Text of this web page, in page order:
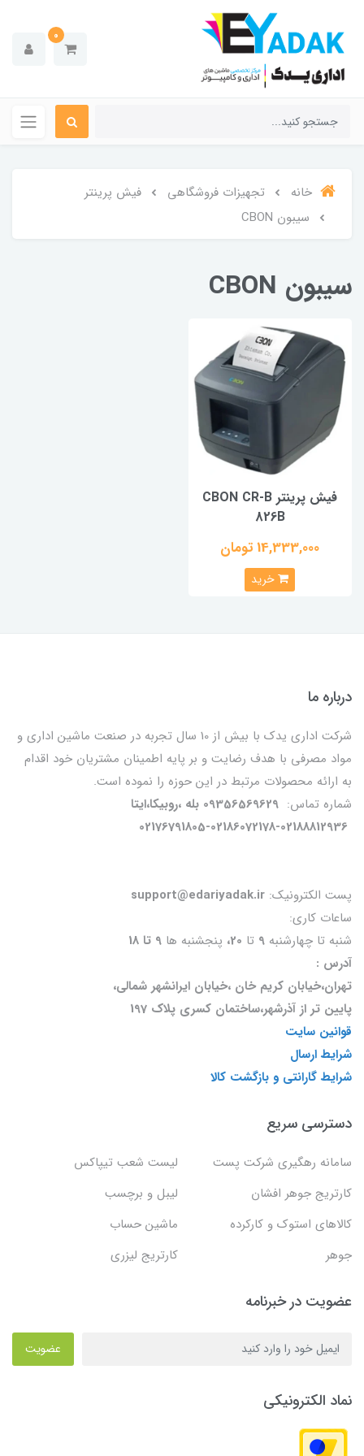
0
خانه تجهیزات فروشگاهی
فیش پرینتر
سیبون CBON
سیبون CBON
فیش پرینتر CBON CR-B
826B
14,333,000 تومان
خرید
درباره ما
شرکت اداری یدک با بیش از 10 سال تجربه در صنعت ماشین اداری و
مواد مصرفی با هدف رضایت و بر پایه اطمینان مشتریان خود اقدام
به ارائه محصولات مرتبط در این حوزه را نموده است.
شماره تماس: 09356569629 بله ،روبیکا،ایتا
02176791805-02186072178-02188812936
پست الکترونیک:
ساعات کاری:
شنبه تا چهارشنبه 9 تا 20، پنجشنبه ها
آدرس :
تهران،خیابان کریم خان ،خیابان ایرانشهر شمالی،
پایین تر از آذرشهر،ساختمان کسری پلاک 197
قوانین سایت
شرایط ارسال
شرایط گارانتی و بازگشت کالا
دسترسی سریع
سامانه رهگیری شرکت پست
لیست شعب تیپاکس
کارتریج جوهر افشان
لیبل و برچسب
کالاهای استوک و کارکرده
ماشین حساب
جوهر
کارتریج لیزری
عضویت در خبرنامه
عضویت
نماد الکترونیکی